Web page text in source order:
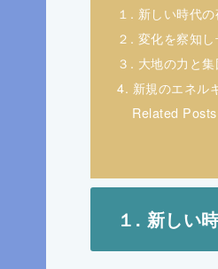
１. 新しい時代
２. 変化を察知
３. 大地の力と
4. 新規のエネル
Related Posts
１. 新しい